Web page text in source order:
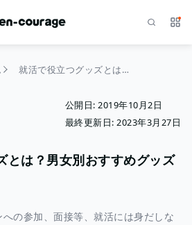
サ
就活で役立つグッズとは？男女別おすすめグッズを紹介
公開日: 2019年10月2日
最終更新日: 2023年3月27日
とは？男女別おすすめグッズ
の参加、面接等、就活には身だしな